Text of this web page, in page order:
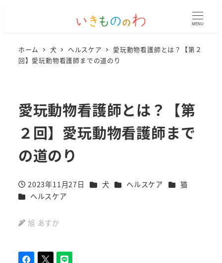
MENU
ホーム 犬 ヘルスケア
愛玩動物看護師とは？【第２
回】愛玩動物看護師までの道のり
愛玩動物看護師とは？【第
２回】愛玩動物看護師まで
の道のり
投稿日
2023年11月27日 カテゴリー
犬 カテゴリー
ヘルスケア カテゴリー
猫
カテゴリー
ヘルスケア
旭 あすか